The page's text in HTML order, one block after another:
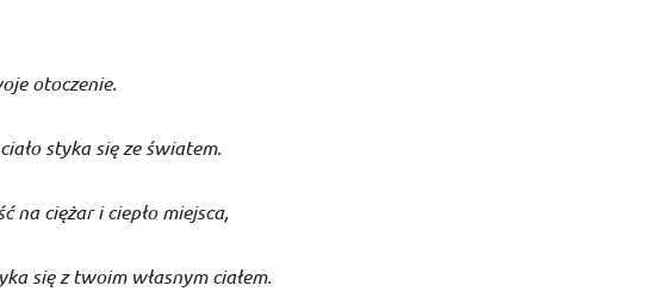
otoczenie.
styka się ze światem.
na ciężar i ciepło miejsca,
się z twoim własnym ciałem.